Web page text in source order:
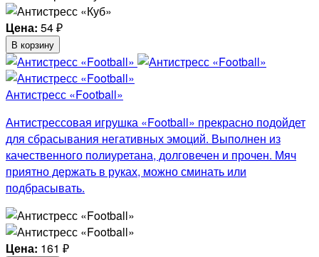
Цена: 54₽
В корзину
Антистресс «Football»
Антистрессовая игрушка «Football» прекрасно подойдет
для сбрасывания негативных эмоций. Выполнен из
качественного полиуретана, долговечен и прочен. Мяч
приятно держать в руках, можно сминать или
подбрасывать.
Цена: 161 ₽